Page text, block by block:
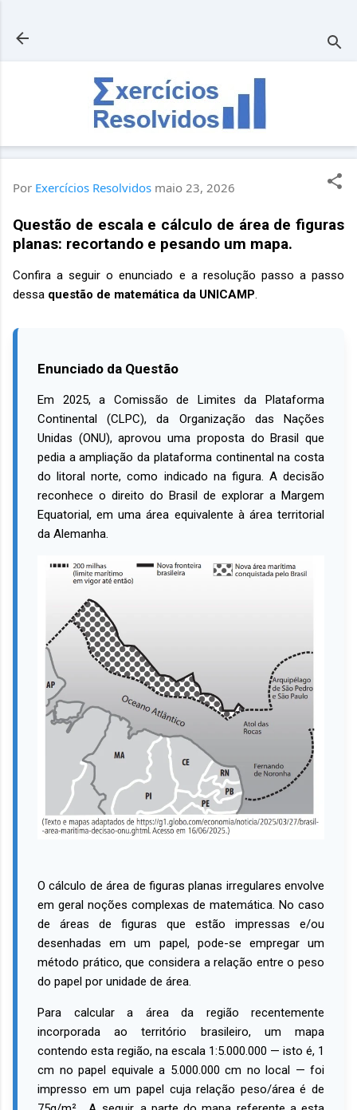
Por Exercícios Resolvidos maio 23, 2026
Questão de escala e cálculo de área de figuras
planas: recortando e pesando um mapa.
Confira a seguir o enunciado e a resolução passo a passo
dessa questão de matemática da UNICAMP
Enunciado da Questão
Em 2025, a Comissão de Limites da Plataforma
Continental (CLPC), da Organização das Nações
Unidas (ONU), aprovou uma proposta do Brasil que
pedia a ampliação da plataforma continental na costa
do litoral norte, como indicado na figura. A decisão
reconhece o direito do Brasil de explorar a Margem
Equatorial, em uma área equivalente à área territorial
da Alemanha.
O cálculo de área de figuras planas irregulares envolve
em geral noções complexas de matemática. No caso
de áreas de figuras que estão impressas e/ou
desenhadas em um papel, pode-se empregar um
método prático, que considera a relação entre o peso
do papel por unidade de área.
Para calcular a área da região recentemente
incorporada ao território brasileiro, um mapa
contendo esta região, na escala 1:5.000.000 — isto é, 1
cm no papel equivale a 5.000.000 cm no local — foi
impresso em um papel cuja relação peso/área é de